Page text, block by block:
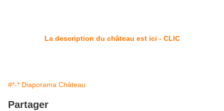
La description du château est ici - CLIC
#*-* Diaporama Château
Partager